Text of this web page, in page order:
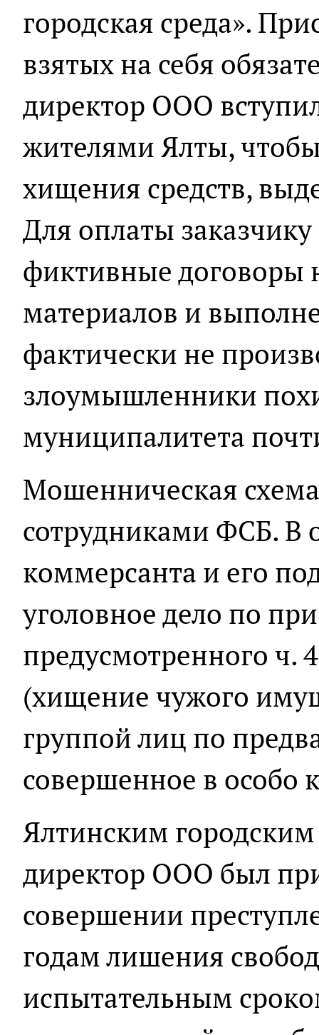
городская среда».
взятых на себя
директор ООО
жителями Ялты,
хищения средств,
Для оплаты
фиктивные договоры
материалов и
фактически не
злоумышленники
муниципалитета
Мошенническая
сотрудниками ФСБ. В
коммерсанта и его
уголовное дело по
предусмотренного ч.
(хищение чужого
группой лиц по
совершенное в особо
Ялтинским
директор ООО был
совершении
годам лишения
испытательным